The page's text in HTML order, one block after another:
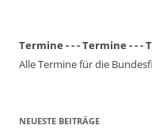
Termine - - - Termine - - -
Alle Termine für die
NEUESTE BEITRÄGE